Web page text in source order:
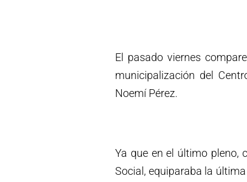
El pasado viernes
municipalización del
Noemí Pérez.
Ya que en el último pleno,
Social, equiparaba la